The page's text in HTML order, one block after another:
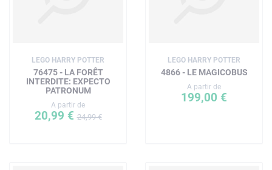
LEGO HARRY POTTER
76475 - LA FORÊT
INTERDITE: EXPECTO
PATRONUM
A partir de
20,99 €24,99 €
LEGO HARRY POTTER
4866 - LE MAGICOBUS
A partir de
199,00 €